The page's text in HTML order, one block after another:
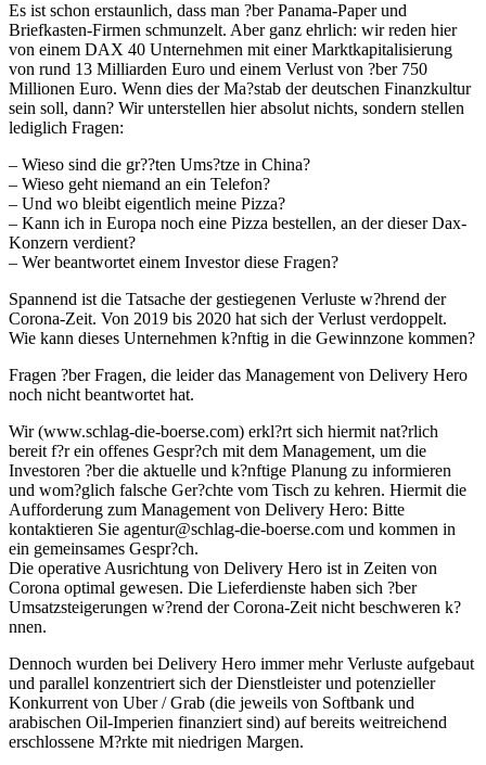
Es ist schon erstaunlich, dass man ?ber Panama-Paper und
Briefkasten-Firmen schmunzelt. Aber ganz ehrlich: wir reden hier
von einem DAX 40 Unternehmen mit einer Marktkapitalisierung
von rund 13 Milliarden Euro und einem Verlust von ?ber 750
Millionen Euro. Wenn dies der Ma?stab der deutschen Finanzkultur
sein soll, dann? Wir unterstellen hier absolut nichts, sondern stellen
lediglich Fragen:
– Wieso sind die gr??ten Ums?tze in China?
– Wieso geht niemand an ein Telefon?
– Und wo bleibt eigentlich meine Pizza?
– Kann ich in Europa noch eine Pizza bestellen, an der dieser Dax-
Konzern verdient?
– Wer beantwortet einem Investor diese Fragen?
Spannend ist die Tatsache der gestiegenen Verluste w?hrend der
Corona-Zeit. Von 2019 bis 2020 hat sich der Verlust verdoppelt.
Wie kann dieses Unternehmen k?nftig in die Gewinnzone kommen?
Fragen ?ber Fragen, die leider das Management von Delivery Hero
noch nicht beantwortet hat.
Wir (www.schlag-die-boerse.com) erkl?rt sich hiermit nat?rlich
bereit f?r ein offenes Gespr?ch mit dem Management, um die
Investoren ?ber die aktuelle und k?nftige Planung zu informieren
und wom?glich falsche Ger?chte vom Tisch zu kehren. Hiermit die
Aufforderung zum Management von Delivery Hero: Bitte
kontaktieren Sie agentur@schlag-die-boerse.com und kommen in
ein gemeinsames Gespr?ch.
Die operative Ausrichtung von Delivery Hero ist in Zeiten von
Corona optimal gewesen. Die Lieferdienste haben sich ?ber
Umsatzsteigerungen w?rend der Corona-Zeit nicht beschweren k?
nnen.
Dennoch wurden bei Delivery Hero immer mehr Verluste aufgebaut
und parallel konzentriert sich der Dienstleister und potenzieller
Konkurrent von Uber / Grab (die jeweils von Softbank und
arabischen Oil-Imperien finanziert sind) auf bereits weitreichend
erschlossene M?rkte mit niedrigen Margen.